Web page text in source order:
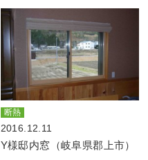
断熱
2016.12.11
Y様邸内窓（岐阜県郡上市）